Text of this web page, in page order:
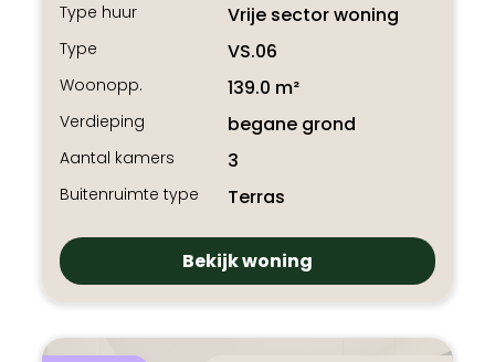
Type huur Vrije sector woning
Type VS.06
Woonopp. 139.0 m²
Verdieping begane grond
Aantal kamers 3
Buitenruimte type Terras
Bekijk woning